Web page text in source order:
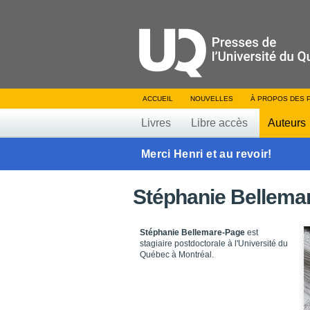
ACCUEIL NOUVELLES À PROPOS DES
Livres Libre accès Auteurs
Merci Henri et au revoir!
Stéphanie
Stéphanie Bellemare-Page est
stagiaire postdoctorale à l'Université du
Québec à Montréal.